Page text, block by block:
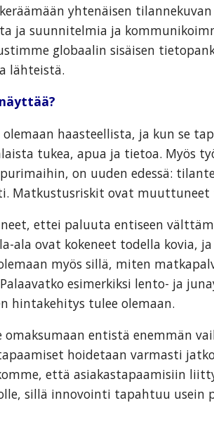
yhtenäisen
ja suunnitelmia ja
globaalin sisäisen
lähteistä.
haasteellista, ja kun se
tukea, apua ja tietoa. Myös
on uuden edessä:
Matkustusriskit ovat muuttuneet
ettei paluuta entiseen
ovat kokeneet todella kovia,
myös sillä, miten
esimerkiksi lento- ja
hintakehitys tulee olemaan.
entistä enemmän
hoidetaan varmasti
että asiakastapaamisiin
sillä innovointi tapahtuu usein